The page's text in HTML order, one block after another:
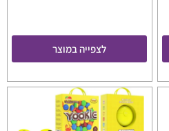
לצפייה במוצר